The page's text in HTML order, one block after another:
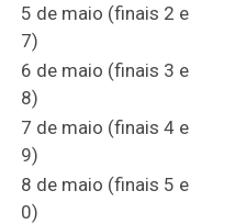
5 de maio (finais 2 e
7)
6 de maio (finais 3 e
8)
7 de maio (finais 4 e
9)
8 de maio (finais 5 e
0)